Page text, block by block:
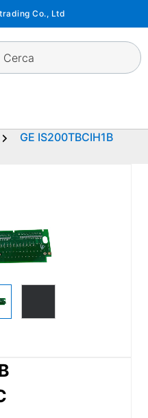
Co., Ltd
Cerca
GE IS200TBCIH1B